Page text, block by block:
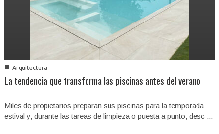
■ Arquitectura
La tendencia que transforma las piscinas antes del verano
Miles de propietarios preparan sus piscinas para la temporada
estival y, durante las tareas de limpieza o puesta a punto, desc ...